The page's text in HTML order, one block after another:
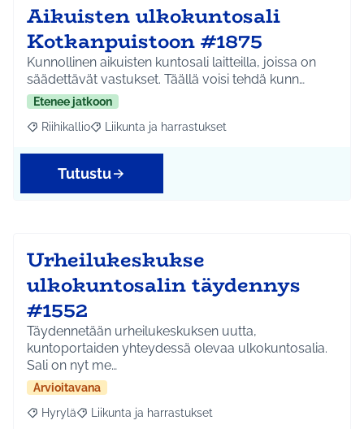
Aikuisten ulkokuntosali
Kotkanpuistoon #1875
Kunnollinen aikuisten kuntosali laitteilla, joissa on
säädettävät vastukset. Täällä voisi tehdä kunn…
Etenee jatkoon
Rajaa tulokset aihepiirin mukaan: Riihikallio
Riihikallio Rajaa tulokset teeman mukaan: Liikunta ja
Liikunta ja harrastukset
Tutustu
Urheilukeskukse
ulkokuntosalin täydennys
#1552
Täydennetään urheilukeskuksen uutta,
kuntoportaiden yhteydessä olevaa ulkokuntosalia.
Sali on nyt me…
Arvioitavana
Rajaa tulokset aihepiirin mukaan: Hyrylä
Hyrylä Rajaa tulokset teeman mukaan: Liikunta ja
Liikunta ja harrastukset